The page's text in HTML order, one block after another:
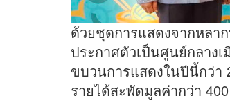
ด้วยชุดการแสดงจากหลา
ประกาศตัวเป็นศูนย์กลาง
ขบวนการแสดงในปีนี้กว่
รายได้สะพัดมูลค่ากว่า